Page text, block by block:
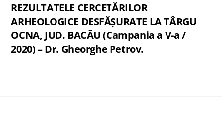
REZULTATELE CERCETĂRILOR
ARHEOLOGICE DESFĂȘURATE LA TÂRGU
OCNA, JUD. BACĂU (Campania a V-a /
2020) – Dr. Gheorghe Petrov.